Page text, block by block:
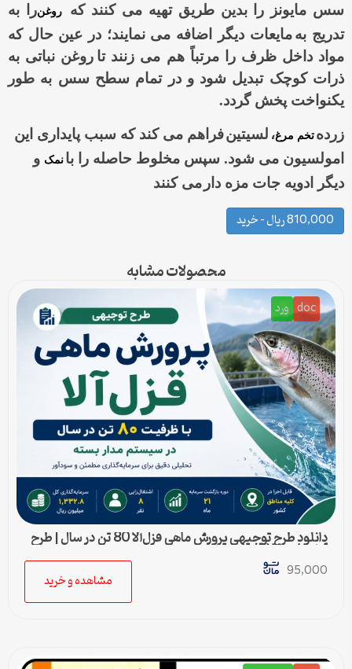
سس مایونز را بدین طریق تهیه می کنند که روغنرا به
تدریج به مایعات دیگر اضافه می نمایند؛ در عین حال که
مواد داخل ظرف را مرتباً هم می زنند تا روغن نباتی به
ذرات کوچک تبدیل شود و در تمام سطح سس به طور
یکنواخت پخش گردد.
زرده تخم مرغ، لسیتینفراهم می کند که سبب پایداری این
امولسیون می شود. سپس مخلوط حاصله را با نمک و
دیگر ادویه جات مزه دار می کنند
810,000 ریال – خرید
محصولات مشابه
doc ورد
دانلود طرح توجیهی پرورش ماهی قزل‌آلا 80 تن در سال | طرح
آماده Word قابل ویرایش
95,000
مشاهده و خرید